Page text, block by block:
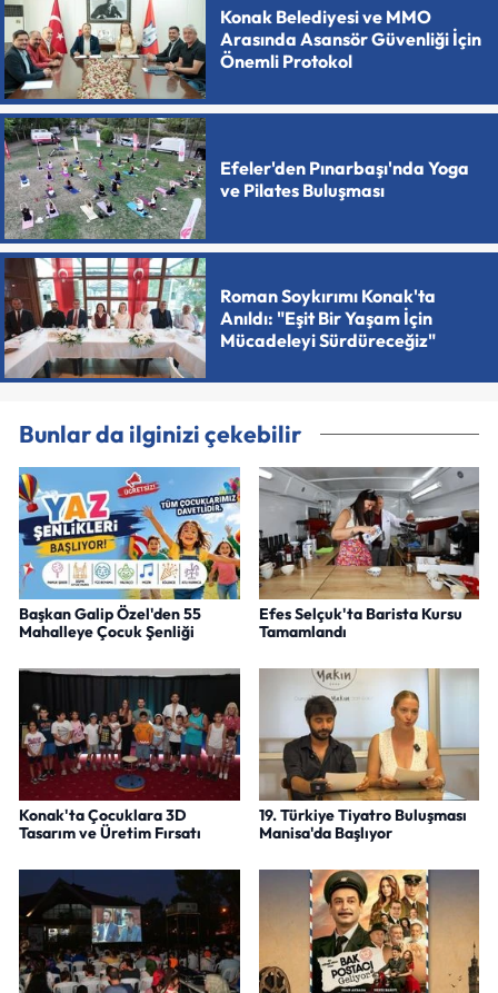
Konak Belediyesi ve MMO
Arasında Asansör Güvenliği İçin
Önemli Protokol
Efeler'den Pınarbaşı'nda Yoga
ve Pilates Buluşması
Roman Soykırımı Konak'ta
Anıldı: "Eşit Bir Yaşam İçin
Mücadeleyi Sürdüreceğiz"
Bunlar da ilginizi çekebilir
Başkan Galip Özel'den 55
Mahalleye Çocuk Şenliği
Efes Selçuk'ta Barista Kursu
Tamamlandı
Konak'ta Çocuklara 3D
Tasarım ve Üretim Fırsatı
19. Türkiye Tiyatro Buluşması
Manisa'da Başlıyor